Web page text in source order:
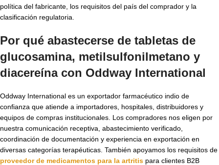
política del fabricante, los requisitos del país del comprador y la
clasificación regulatoria.
Por qué abastecerse de tabletas de
glucosamina, metilsulfonilmetano y
diacereína con Oddway International
Oddway International es un exportador farmacéutico indio de
confianza que atiende a importadores, hospitales, distribuidores y
equipos de compras institucionales. Los compradores nos eligen por
nuestra comunicación receptiva, abastecimiento verificado,
coordinación de documentación y experiencia en exportación en
diversas categorías terapéuticas. También apoyamos los requisitos de
proveedor de medicamentos para la artritis para clientes B2B